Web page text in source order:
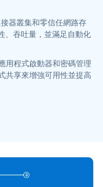
器叢集和零信任網路存
、吞吐量，並滿足自動化
用程式啟動器和密碼管理
共享來增強可用性並提高